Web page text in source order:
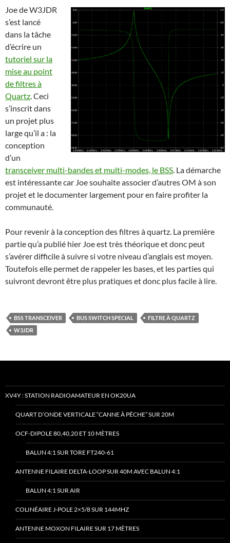
Joe de W3JDR
s’est lancé
dans la tâche
d’écrire un
tutoriel sur la
mise au point
de filtres à
Quartz. Ceci
s’inscrit dans
un projet plus
large qu’il a : la
conception
d’un
transceiver multi-bandes et multi-modes, le BSS. La démarche
est intéressante car Joe souhaite associer d’autres OM à son
projet et le documenter largement pour en faire profiter la
communauté.
Pour revenir à la conception des filtres à quartz. La première
partie qu’a publié hier Joe est très théorique et donc peut
s’avérer difficile à suivre si votre niveau d’anglais est moyen.
Toutefois elle permet de rappeler les bases, et les parties qui
suivront devront être plus pratiques et donc plus facile à lire.
BSS TRANSCEIVER BUS SWITCH SPECIAL
FILTRE À QUARTZ
W3JDR
XV4Y : STATION RADIOAMATEUR EN OK20UA
QUART D’ONDE VERTICALE “CANNE À PÊCHE” SUR 20M
OCF-DIPOLE 80,40,20 ET 10 MÈTRES
BALUN 4:1 SUR TORE FT240-61
ANTENNE FILAIRE DELTA-LOOP SUR 40M AVEC BALUN 4:1
BALUN 4:1 SUR AIR
COLINÉAIRE J-POLE 2×5/8 SUR 144MHZ
ANTENNE MOXON FILAIRE SUR 17 MÈTRES